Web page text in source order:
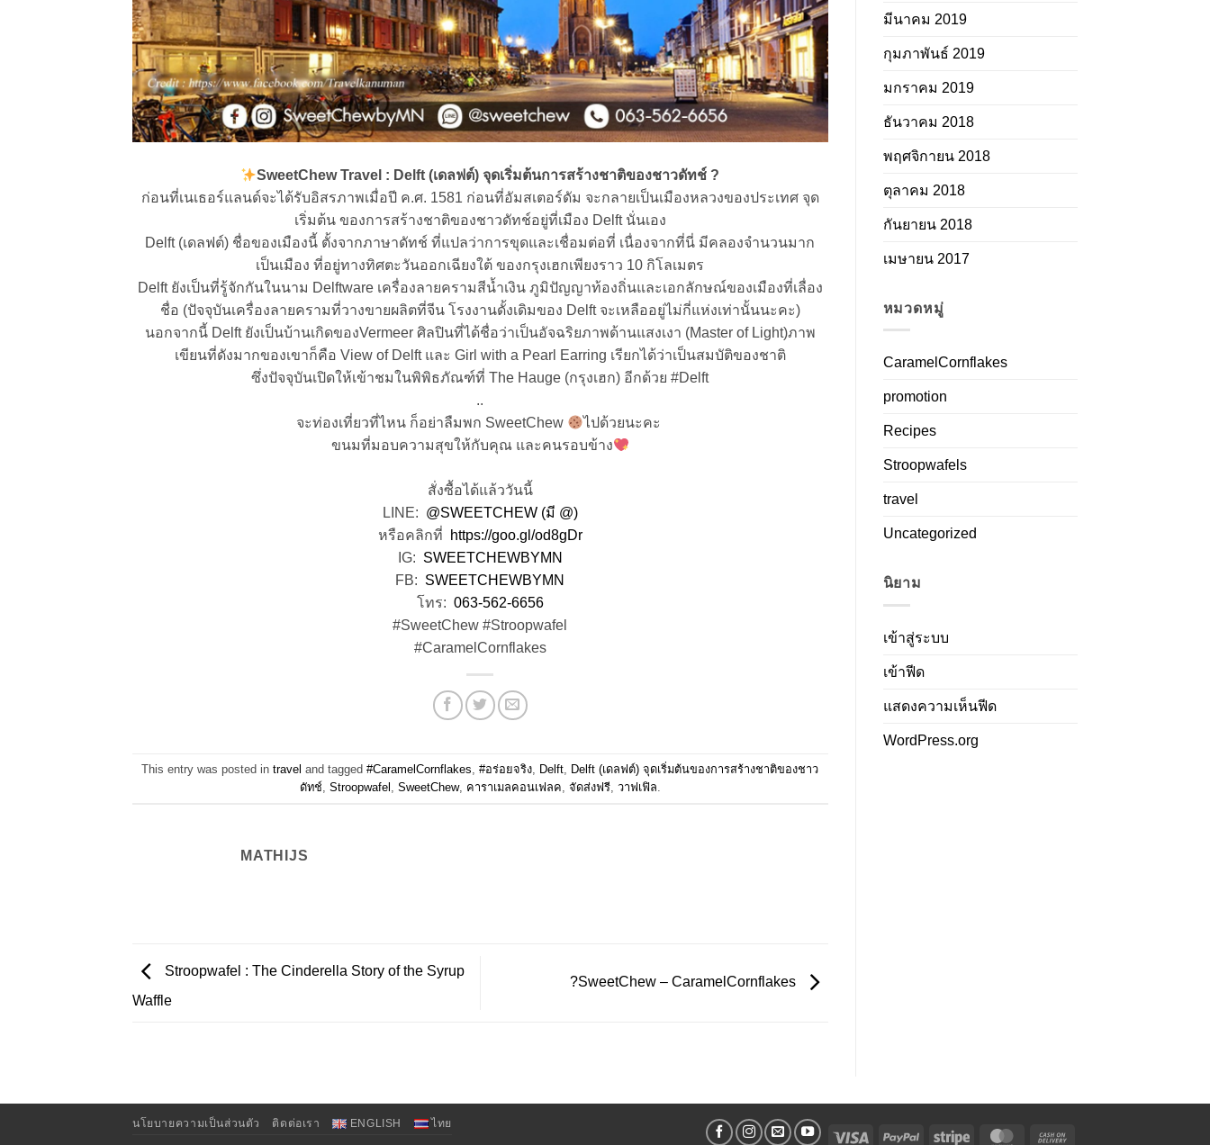
SweetChew Travel : Delft (เดลฟต์) จุดเริ่มต้นการสร้างชาติของชาวดัทช์ ?
ก่อนที่เนเธอร์แลนด์จะได้รับอิสรภาพเมื่อปี ค.ศ. 1581 ก่อนที่อัมสเตอร์ดัม จะกลายเป็นเมืองหลวงของประเทศ จุด
เริ่มต้น ของการสร้างชาติของชาวดัทช์อยู่ที่เมือง Delft นั่นเอง
Delft (เดลฟต์) ชื่อของเมืองนี้ ตั้งจากภาษาดัทช์ ที่แปลว่าการขุดและเชื่อมต่อที่ เนื่องจากที่นี่ มีคลองจำนวนมาก
เป็นเมือง ที่อยู่ทางทิศตะวันออกเฉียงใต้ ของกรุงเฮกเพียงราว 10 กิโลเมตร
Delft ยังเป็นที่รู้จักกันในนาม Delftware เครื่องลายครามสีน้ำเงิน ภูมิปัญญาท้องถิ่นและเอกลักษณ์ของเมืองที่เลื่อง
ชื่อ (ปัจจุบันเครื่องลายครามที่วางขายผลิตที่จีน โรงงานดั้งเดิมของ Delft จะเหลืออยู่ไม่กี่แห่งเท่านั้นนะคะ)
นอกจากนี้ Delft ยังเป็นบ้านเกิดของVermeer ศิลปินที่ได้ชื่อว่าเป็นอัจฉริยภาพด้านแสงเงา (Master of Light)ภาพ
เขียนที่ดังมากของเขาก็คือ View of Delft และ Girl with a Pearl Earring เรียกได้ว่าเป็นสมบัติของชาติ
ซึ่งปัจจุบันเปิดให้เข้าชมในพิพิธภัณฑ์ที่ The Hauge (กรุงเฮก) อีกด้วย#Delft
..
จะท่องเที่ยวที่ไหน ก็อย่าลืมพก SweetChew
ไปด้วยนะคะ
ขนมที่มอบความสุขให้กับคุณ และคนรอบข้าง
สั่งซื้อได้แล้ววันนี้
LINE: @SWEETCHEW (มี @)
หรือคลิกที่
https://goo.gl/od8gDr
IG: SWEETCHEWBYMN
FB: SWEETCHEWBYMN
โทร: 063-562-6656
#SweetChew #Stroopwafel
#CaramelCornflakes
This entry was posted intravel and tagged#CaramelCornflakes ,#อร่อยจริง Delft Delft (เดลฟต์) จุดเริ่มต้นของการสร้างชาติของชาว
ดัทช์ Stroopwafel SweetChew, คาราเมลคอนเฟลค จัดส่งฟรี, วาฟเฟิล
MATHIJS
Stroopwafel : The Cinderella Story of the Syrup
Waffle
?SweetChew – CaramelCornflakes
มีนาคม 2019
กุมภาพันธ์ 2019
มกราคม 2019
ธันวาคม 2018
พฤศจิกายน 2018
ตุลาคม 2018
กันยายน 2018
เมษายน 2017
หมวดหมู่
CaramelCornflakes
promotion
Recipes
Stroopwafels
travel
Uncategorized
นิยาม
เข้าสู่ระบบ
เข้าฟีด
แสดงความเห็นฟีด
WordPress.org
Visa PayPal Stripe MasterCard
นโยบายความเป็นส่วนตัว ติดต่อเรา ENGLISH ไทย